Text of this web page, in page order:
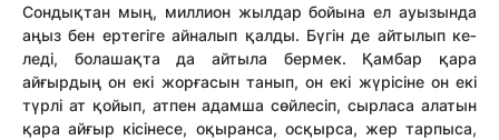
Сондықтан мың, миллион жылдар бойына ел ауызында
аңыз бен ертегіге ай­налып қалды. Бүгін де айтылып ке­
леді, болашақта да айтыла бер­мек. Қамбар қара
айғырдың он екі жорғасын танып, он екі жүрі­сі­не он екі
түрлі ат қойып, атпен адамша сөйлесіп, сырласа ала­тын
қара айғыр кісінесе, оқы­ран­са, осқырса, жер тарпыса,